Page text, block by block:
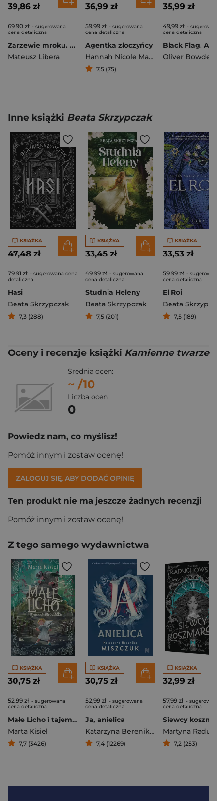
39,86 zł
69,90 zł - sugerowana
cena detaliczna
Zarzewie mroku. Dzieci Międzyświata, Tom 1 Barwione Brzegi
Mateusz Libera
36,99 zł
59,99 zł - sugerowana
cena detaliczna
Agentka złoczyńcy
Hannah Nicole Maehrer
7,5 (75)
35,99 zł
49,99 zł -
cena detaliczna
Oliver Bowden
Inne książki Beata Skrzypczak
KSIĄŻKA
47,48 zł
79,91 zł - sugerowana cena
detaliczna
Hasi
Beata Skrzypczak
7,3 (288)
KSIĄŻKA
33,45 zł
49,99 zł - sugerowana
cena detaliczna
Studnia Heleny
Beata Skrzypczak
7,5 (201)
KSIĄŻKA
33,53 zł
59,99 zł -
cena detaliczna
El Roi
Beata
7,5 (189)
Oceny i recenzje książki Kamienne twarze
Średnia ocen:
~ /10
Liczba ocen:
0
Powiedz nam, co myślisz!
Pomóż innym i zostaw ocenę!
ZALOGUJ SIĘ, ABY DODAĆ OPINIĘ
Ten produkt nie ma jeszcze żadnych recenzji
Pomóż innym i zostaw ocenę!
Z tego samego wydawnictwa
KSIĄŻKA
30,75 zł
52,99 zł - sugerowana
cena detaliczna
Małe Licho i tajemnica Niebożątka
Marta Kisiel
7,7 (3426)
KSIĄŻKA
30,75 zł
52,99 zł - sugerowana
cena detaliczna
Ja, anielica
Katarzyna Berenika Miszczuk
7,4 (12269)
KSIĄŻKA
32,99 zł
57,99 zł -
cena detaliczna
Siewcy
7,2 (253)